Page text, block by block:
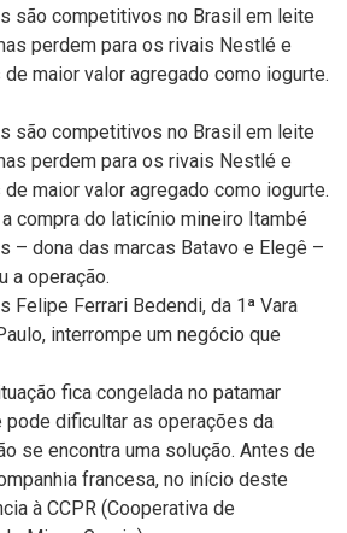
são competitivos no Brasil em leite
perdem para os rivais Nestlé e
maior valor agregado como iogurte.
são competitivos no Brasil em leite
perdem para os rivais Nestlé e
maior valor agregado como iogurte.
compra do laticínio mineiro Itambé
– dona das marcas Batavo e Elegê –
a operação.
Felipe Ferrari Bedendi, da 1ª Vara
interrompe um negócio que
fica congelada no patamar
pode dificultar as operações da
se encontra uma solução. Antes de
francesa, no início deste
à CCPR (Cooperativa de